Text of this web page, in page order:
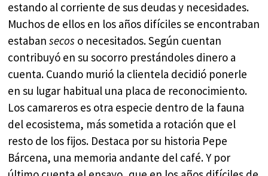
estando al corriente de sus deudas y necesidades.
Muchos de ellos en los años difíciles se encontraban
estabansecos o necesitados. Según cuentan
contribuyó en su socorro prestándoles dinero a
cuenta. Cuando murió la clientela decidió ponerle
en su lugar habitual una placa de reconocimiento.
Los camareros es otra especie dentro de la fauna
del ecosistema, más sometida a rotación que el
resto de los fijos. Destaca por su historia Pepe
Bárcena, una memoria andante del café. Y por